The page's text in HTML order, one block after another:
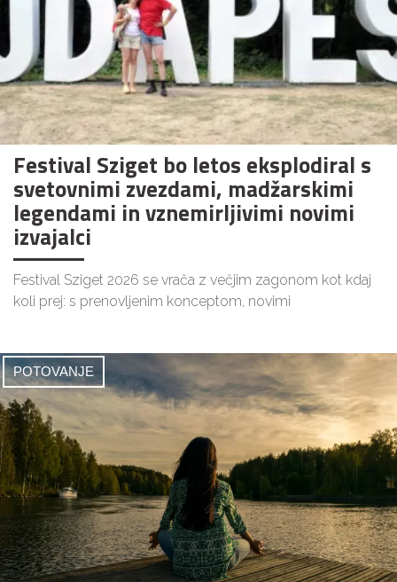
Festival Sziget bo letos eksplodiral s
svetovnimi zvezdami, madžarskimi
legendami in vznemirljivimi novimi
izvajalci
Festival Sziget 2026 se vrača z večjim zagonom kot kdaj
koli prej: s prenovljenim konceptom, novimi
POTOVANJE